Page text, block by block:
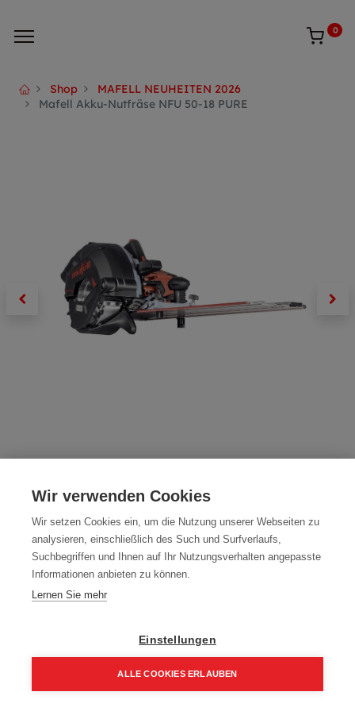
0
Shop
MAFELL NEUHEITEN 2026
Mafell Akku-Nutfräse NFU 50-18 PURE
Artikelnummer:91F302
2.359,00€
2.830,80 € inkl. Mwst
2.359,00 € / Stk.
In den Einkaufskorb
Wir verwenden Cookies
Wir setzen Cookies ein, um die Nutzung unserer Webseiten zu
analysieren, einschließlich des Such und Surfverlaufs,
Suchbegriffen und Ihnen auf Ihr Nutzungsverhalten angepasste
Informationen anbieten zu können.
Lernen Sie mehr
Einstellungen
ALLE COOKIES ERLAUBEN